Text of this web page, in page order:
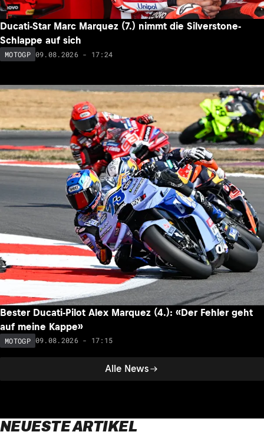
Alle News
Ducati-Star Marc Marquez (7.) nimmt die Silverstone-
Schlappe auf sich
MOTOGP 09.08.2026 - 17:24
Bester Ducati-Pilot Alex Marquez (4.): «Der Fehler geht
auf meine Kappe»
MOTOGP 09.08.2026 - 17:15
NEUESTE ARTIKEL